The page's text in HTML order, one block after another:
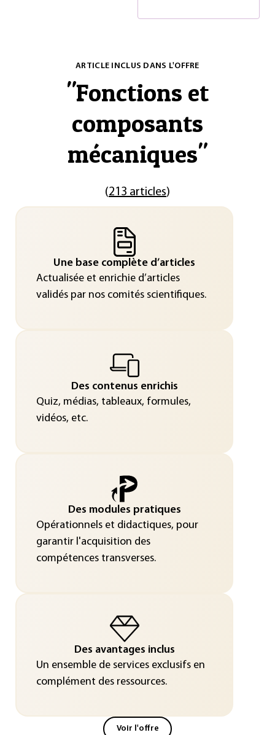
ARTICLE INCLUS DANS L'OFFRE
"Fonctions et
composants
mécaniques"
(213 articles)
Une base complète d’articles
Actualisée et enrichie d’articles
validés par nos comités scientifiques.
Des contenus enrichis
Quiz, médias, tableaux, formules,
vidéos, etc.
Des modules pratiques
Opérationnels et didactiques, pour
garantir l'acquisition des
compétences transverses.
Des avantages inclus
Un ensemble de services exclusifs en
complément des ressources.
Voir l'offre